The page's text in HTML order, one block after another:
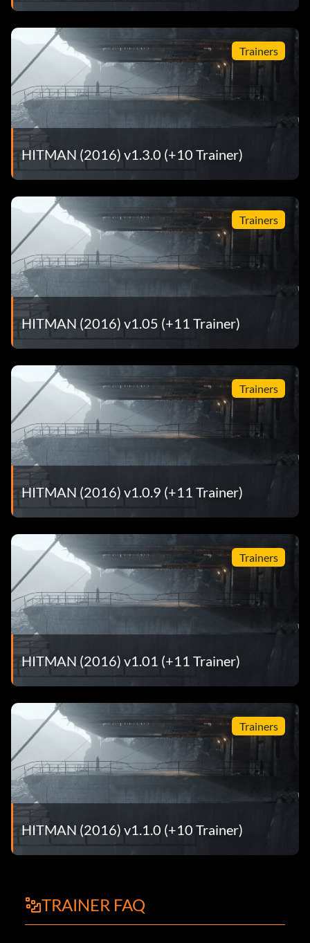
Trainers
HITMAN (2016) v1.3.0 (+10 Trainer)
Trainers
HITMAN (2016) v1.05 (+11 Trainer)
Trainers
HITMAN (2016) v1.0.9 (+11 Trainer)
Trainers
HITMAN (2016) v1.01 (+11 Trainer)
Trainers
HITMAN (2016) v1.1.0 (+10 Trainer)
TRAINER FAQ